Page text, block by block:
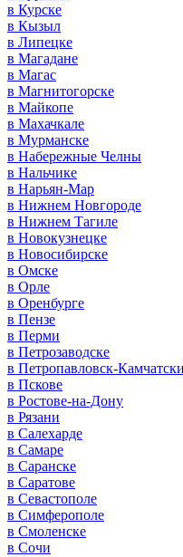
в Курске
в Кызыл
в Липецке
в Магадане
в Магас
в Магнитогорске
в Майкопе
в Махачкале
в Мурманске
в Набережные Челны
в Нальчике
в Нарьян-Мар
в Нижнем Новгороде
в Нижнем Тагиле
в Новокузнецке
в Новосибирске
в Омске
в Орле
в Оренбурге
в Пензе
в Перми
в Петрозаводске
в Петропавловск-
в Пскове
в Ростове-на-Дону
в Рязани
в Салехарде
в Самаре
в Саранске
в Саратове
в Севастополе
в Симферополе
в Смоленске
в Сочи